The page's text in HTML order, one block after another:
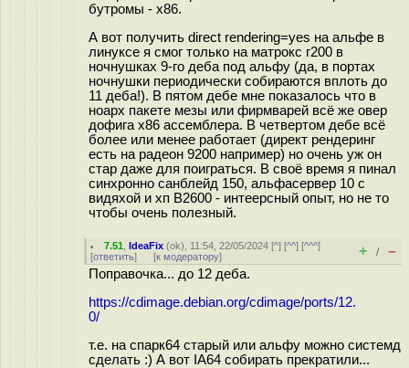
бутромы - x86.
А вот получить direct rendering=yes на альфе в
линуксе я смог только на матрокс г200 в
ночнушках 9-го деба под альфу (да, в портах
ночнушки периодически собираются вплоть до
11 деба!). В пятом дебе мне показалось что в
ноарх пакете мезы или фирмварей всё же овер
дофига х86 ассемблера. В четвертом дебе всё
более или менее работает (директ рендеринг
есть на радеон 9200 например) но очень уж он
стар даже для поиграться. В своё время я пинал
синхронно санблейд 150, альфасервер 10 с
видяхой и хп B2600 - интеерсный опыт, но не то
чтобы очень полезный.
7.51 ,IdeaFix (ok), 11:54, 22/05/2024 [^] [^^] [^^^]
[ответить] [к модератору] + / –
Поправочка... до 12 деба.
https://cdimage.debian.org/cdimage/ports/12.
0/
т.е. на спарк64 старый или альфу можно системд
сделать :) А вот IA64 собирать прекратили...